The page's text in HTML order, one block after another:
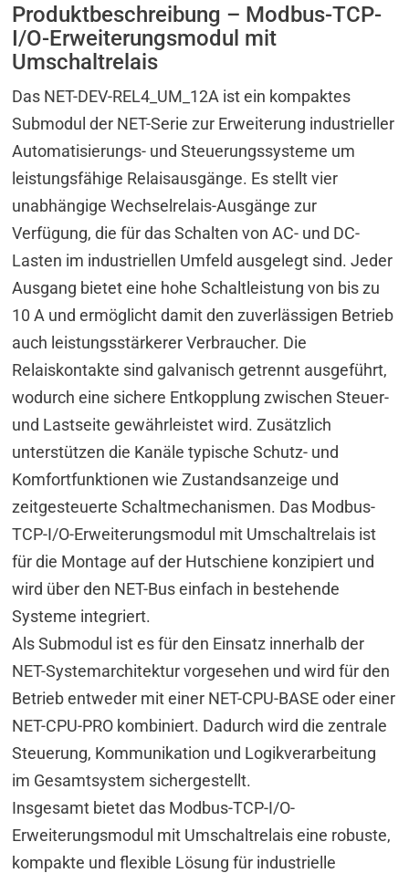
Produktbeschreibung – Modbus-TCP-
I/O-Erweiterungsmodul mit
Umschaltrelais
Das NET-DEV-REL4_UM_12A ist ein kompaktes
Submodul der NET-Serie zur Erweiterung industrieller
Automatisierungs- und Steuerungssysteme um
leistungsfähige Relaisausgänge. Es stellt vier
unabhängige Wechselrelais-Ausgänge zur
Verfügung, die für das Schalten von AC- und DC-
Lasten im industriellen Umfeld ausgelegt sind. Jeder
Ausgang bietet eine hohe Schaltleistung von bis zu
10 A und ermöglicht damit den zuverlässigen Betrieb
auch leistungsstärkerer Verbraucher. Die
Relaiskontakte sind galvanisch getrennt ausgeführt,
wodurch eine sichere Entkopplung zwischen Steuer-
und Lastseite gewährleistet wird. Zusätzlich
unterstützen die Kanäle typische Schutz- und
Komfortfunktionen wie Zustandsanzeige und
zeitgesteuerte Schaltmechanismen. Das Modbus-
TCP-I/O-Erweiterungsmodul mit Umschaltrelais ist
für die Montage auf der Hutschiene konzipiert und
wird über den NET-Bus einfach in bestehende
Systeme integriert.
Als Submodul ist es für den Einsatz innerhalb der
NET-Systemarchitektur vorgesehen und wird für den
Betrieb entweder mit einer NET-CPU-BASE oder einer
NET-CPU-PRO kombiniert. Dadurch wird die zentrale
Steuerung, Kommunikation und Logikverarbeitung
im Gesamtsystem sichergestellt.
Insgesamt bietet das Modbus-TCP-I/O-
Erweiterungsmodul mit Umschaltrelais eine robuste,
kompakte und flexible Lösung für industrielle